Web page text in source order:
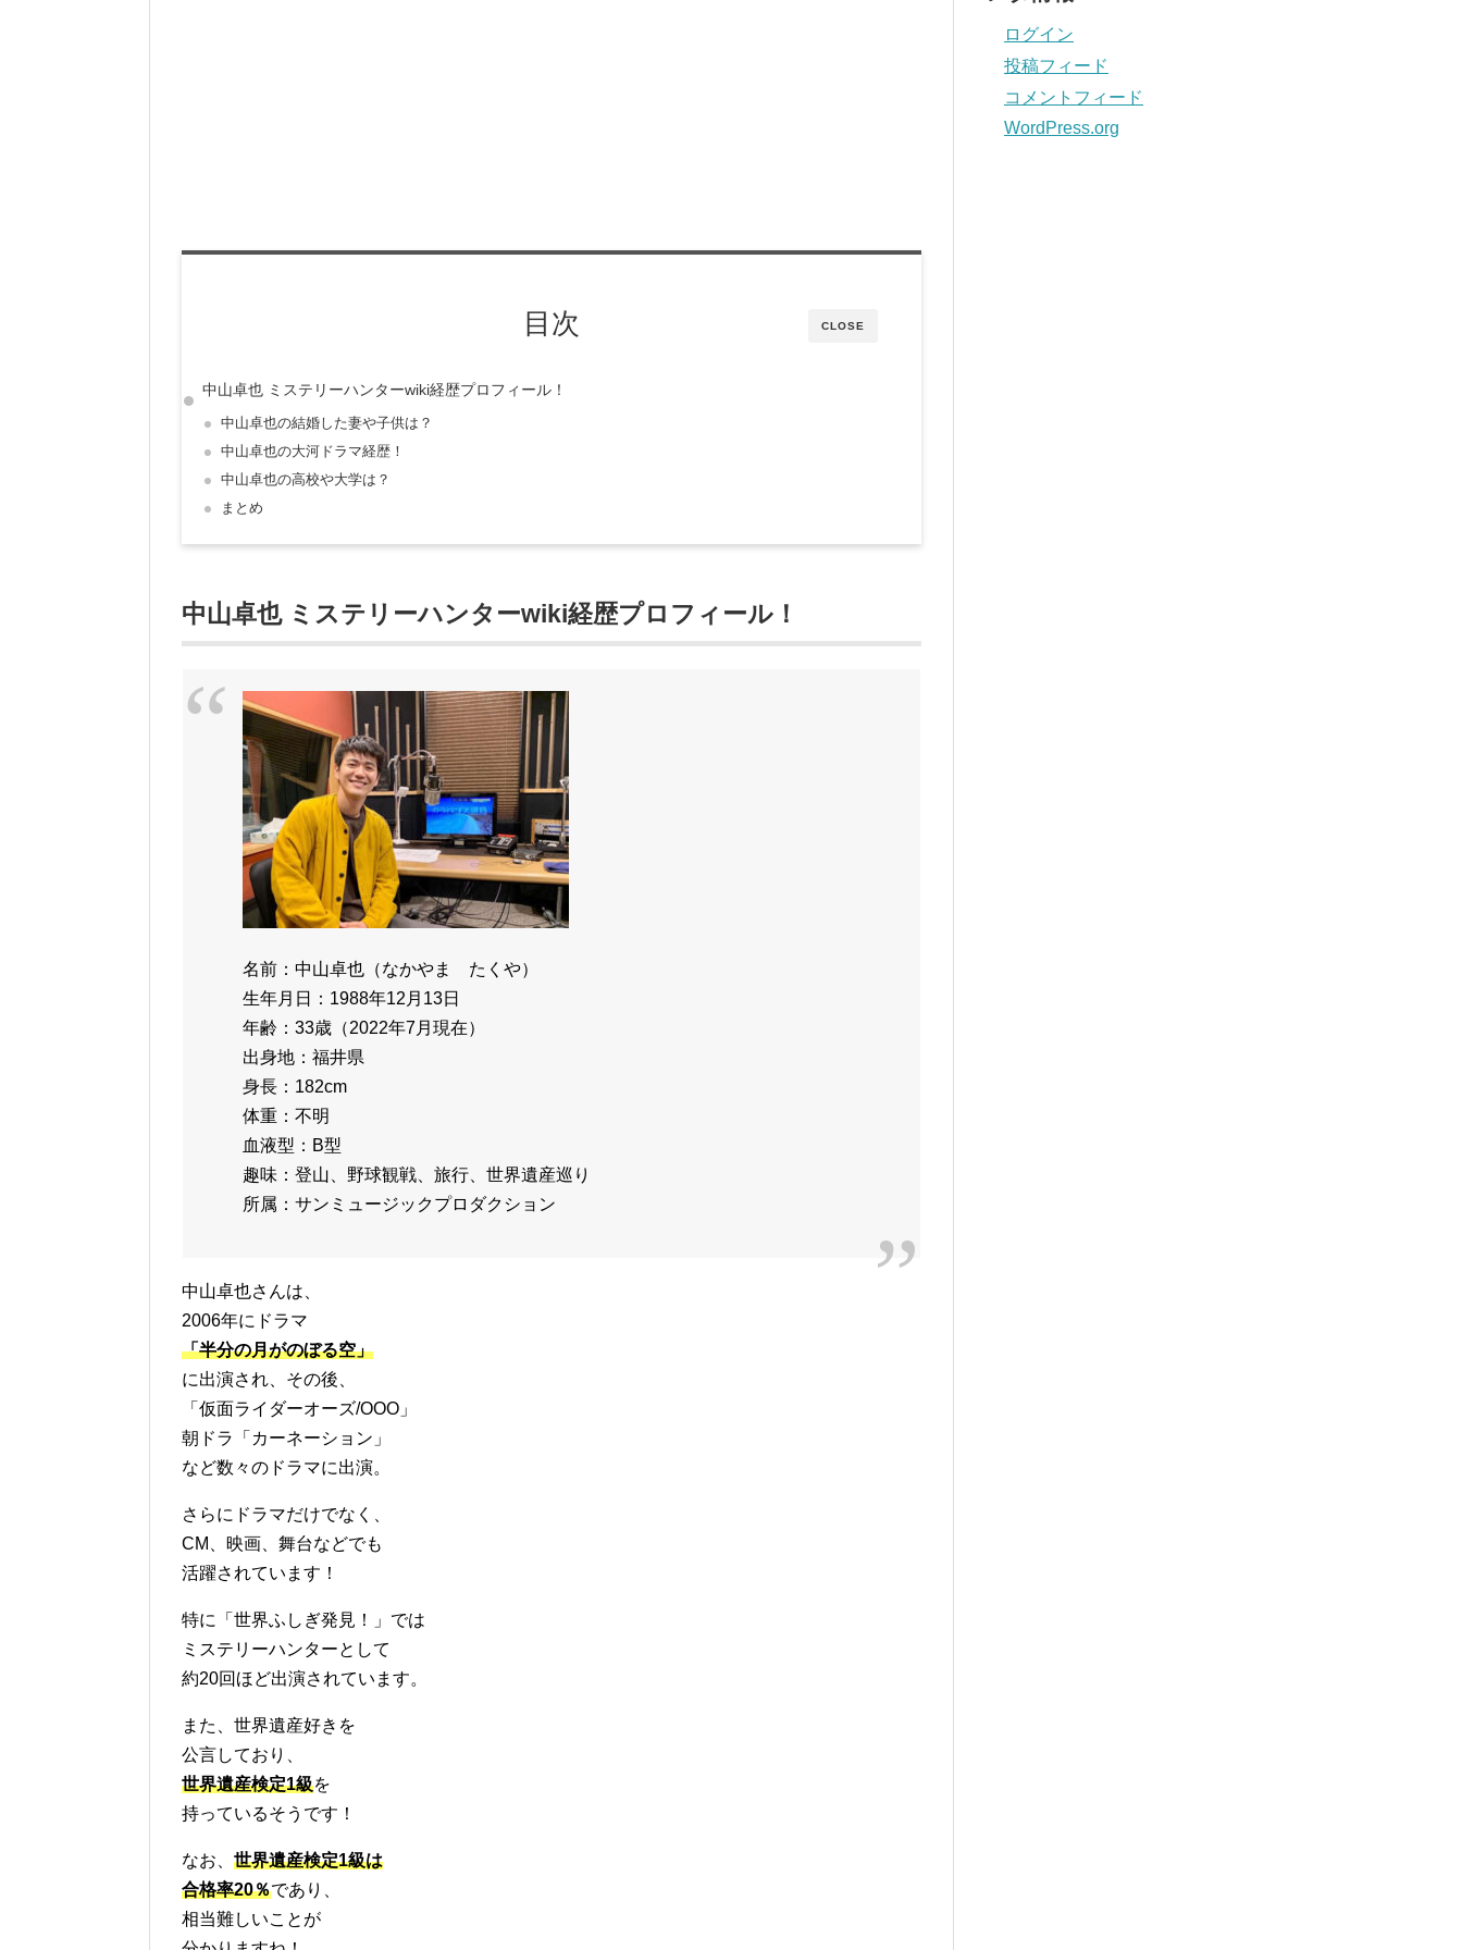
CLOSE
目次
中山卓也 ミステリーハンターwiki経歴プロフィール！
中山卓也の結婚した妻や子供は？
中山卓也の大河ドラマ経歴！
中山卓也の高校や大学は？
まとめ
中山卓也 ミステリーハンターwiki経歴プロフィール！
名前：中山卓也（なかやま たくや）
生年月日：1988年12月13日
年齢：33歳（2022年7月現在）
出身地：福井県
身長：182cm
体重：不明
血液型：B型
趣味：登山、野球観戦、旅行、世界遺産巡り
所属：サンミュージックプロダクション
中山卓也さんは、
2006年にドラマ
「半分の月がのぼる空」
に出演され、その後、
「仮面ライダーオーズ/OOO」
朝ドラ「カーネーション」
など数々のドラマに出演。
さらにドラマだけでなく、
CM、映画、舞台などでも
活躍されています！
特に「世界ふしぎ発見！」では
ミステリーハンターとして
約20回ほど出演されています。
また、世界遺産好きを
公言しており、
世界遺産検定1級を
持っているそうです！
なお、 世界遺産検定1級は
合格率20％であり、
相当難しいことが
ログイン
投稿フィード
コメントフィード
WordPress.org